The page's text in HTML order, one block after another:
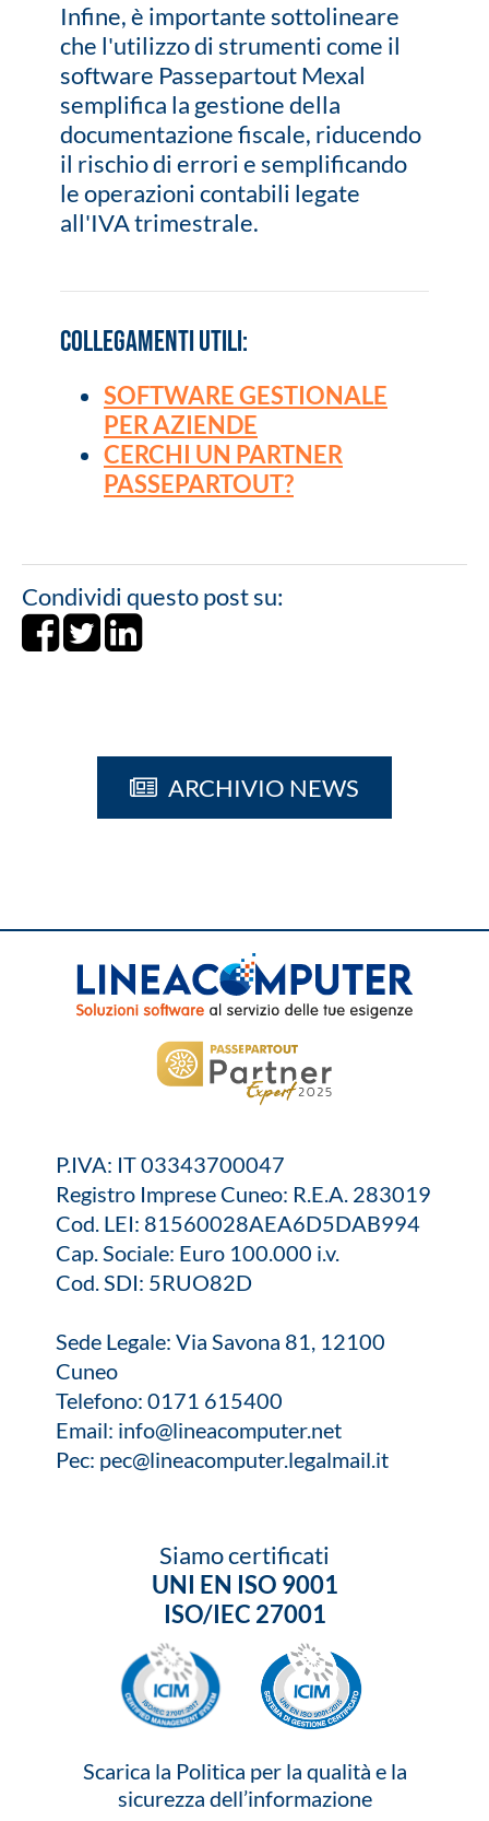
Infine, è importante sottolineare
che l'utilizzo di strumenti come il
software Passepartout Mexal
semplifica la gestione della
documentazione fiscale, riducendo
il rischio di errori e semplificando
le operazioni contabili legate
all'IVA trimestrale.
COLLEGAMENTI UTILI:
SOFTWARE GESTIONALE
PER AZIENDE
CERCHI UN PARTNER
PASSEPARTOUT?
Condividi questo post su:
Share on Facebook
TweetShare on LinkedIn
ARCHIVIO NEWS
P.IVA: IT 03343700047
Registro Imprese Cuneo: R.E.A. 283019
Cod. LEI: 81560028AEA6D5DAB994
Cap. Sociale: Euro 100.000 i.v.
Cod. SDI: 5RUO82D
Sede Legale: Via Savona 81, 12100
Cuneo
Telefono: 0171 615400
Email: info@lineacomputer.net
Pec: pec@lineacomputer.legalmail.it
Siamo certificati
UNI EN ISO 9001
ISO/IEC 27001
Scarica la Politica per la qualità e la
sicurezza dell’informazione